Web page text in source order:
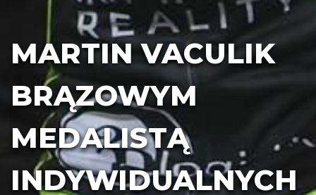
MARTIN VACULIK
BRĄZOWYM
MEDALISTĄ
INDYWIDUALNYCH